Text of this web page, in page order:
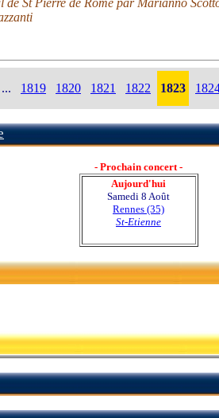
de St Pierre de Rome par Marianno
... 1819 1820 1821 1822 1823
- Prochain concert -
Aujourd'hui
Samedi 8 Août
Rennes (35)
St-Etienne